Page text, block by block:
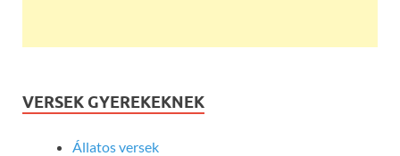
VERSEK GYEREKEKNEK
Állatos versek